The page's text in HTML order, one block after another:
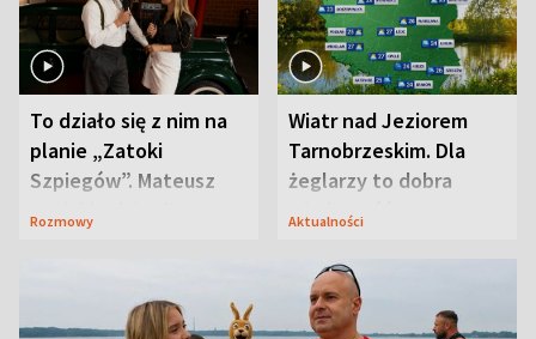
To działo się z nim na
planie „Zatoki
Szpiegów”. Mateusz
Janicki odsłonił
Rozmowy
Wiatr nad Jeziorem
Tarnobrzeskim. Dla
żeglarzy to dobra
wiadomość
Aktualności